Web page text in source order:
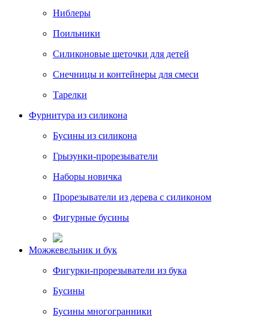
Ниблеры
Поильники
Силиконовые щеточки для детей
Снечницы и контейнеры для смеси
Тарелки
Фурнитура из силикона
Бусины из силикона
Грызунки-прорезыватели
Наборы новичка
Прорезыватели из дерева с силиконом
Фигурные бусины
Можжевельник и бук
Фигурки-прорезыватели из бука
Бусины
Бусины многогранники